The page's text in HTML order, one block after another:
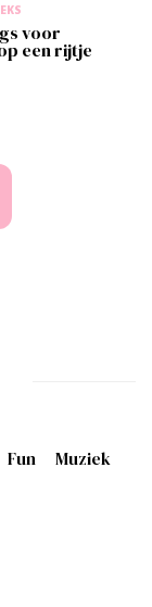
voor
een rijtje
Fun Muziek